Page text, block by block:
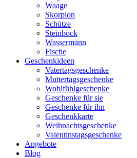
Waage
Skorpion
Schütze
Steinbock
Wassermann
Fische
Geschenkideen
Vatertagsgeschenke
Muttertagsgeschenke
Wohlfühlgeschenke
Geschenke für sie
Geschenke für ihn
Geschenkkarte
Weihnachtsgeschenke
Valentinstagsgeschenke
Angebote
Blog